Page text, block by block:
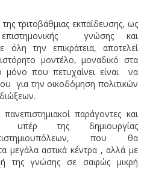
τριτοβάθμιας εκπαίδευσης, ως
γνώσης και
όλη την επικράτεια, αποτελεί
μοντέλο, μοναδικό στα
μόνο που πετυχαίνει είναι να
για την οικοδόμηση πολιτικών
παράγοντες και
υπέρ της δημιουργίας
που θα
μεγάλα αστικά κέντρα , αλλά με
της γνώσης σε σαφώς μικρή